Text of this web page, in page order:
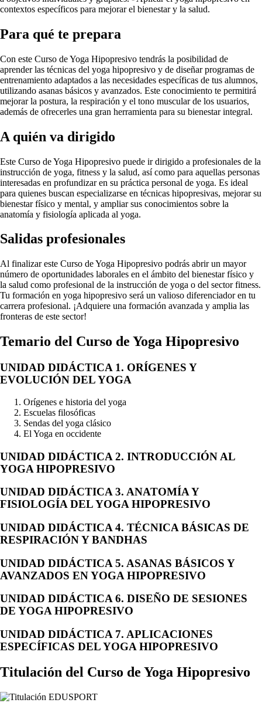
contextos específicos para mejorar el bienestar y la salud.
Para qué te prepara
Con este Curso de Yoga Hipopresivo tendrás la posibilidad de
aprender las técnicas del yoga hipopresivo y de diseñar programas de
entrenamiento adaptados a las necesidades específicas de tus alumnos,
utilizando asanas básicos y avanzados. Este conocimiento te permitirá
mejorar la postura, la respiración y el tono muscular de los usuarios,
además de ofrecerles una gran herramienta para su bienestar integral.
A quién va dirigido
Este Curso de Yoga Hipopresivo puede ir dirigido a profesionales de la
instrucción de yoga, fitness y la salud, así como para aquellas personas
interesadas en profundizar en su práctica personal de yoga. Es ideal
para quienes buscan especializarse en técnicas hipopresivas, mejorar su
bienestar físico y mental, y ampliar sus conocimientos sobre la
anatomía y fisiología aplicada al yoga.
Salidas profesionales
Al finalizar este Curso de Yoga Hipopresivo podrás abrir un mayor
número de oportunidades laborales en el ámbito del bienestar físico y
la salud como profesional de la instrucción de yoga o del sector fitness.
Tu formación en yoga hipopresivo será un valioso diferenciador en tu
carrera profesional. ¡Adquiere una formación avanzada y amplia las
fronteras de este sector!
Temario del Curso de Yoga Hipopresivo
UNIDAD DIDÁCTICA 1. ORÍGENES Y
EVOLUCIÓN DEL YOGA
Orígenes e historia del yoga
Escuelas filosóficas
Sendas del yoga clásico
El Yoga en occidente
UNIDAD DIDÁCTICA 2. INTRODUCCIÓN AL
YOGA HIPOPRESIVO
UNIDAD DIDÁCTICA 3. ANATOMÍA Y
FISIOLOGÍA DEL YOGA HIPOPRESIVO
UNIDAD DIDÁCTICA 4. TÉCNICA BÁSICAS DE
RESPIRACIÓN Y BANDHAS
UNIDAD DIDÁCTICA 5. ASANAS BÁSICOS Y
AVANZADOS EN YOGA HIPOPRESIVO
UNIDAD DIDÁCTICA 6. DISEÑO DE SESIONES
DE YOGA HIPOPRESIVO
UNIDAD DIDÁCTICA 7. APLICACIONES
ESPECÍFICAS DEL YOGA HIPOPRESIVO
Titulación del Curso de Yoga Hipopresivo